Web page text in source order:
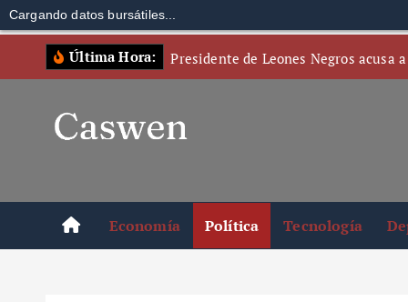
Cargando datos bursátiles...
Última Hora: Presidente de Leones Negros acusa
Economía Política Tecnología